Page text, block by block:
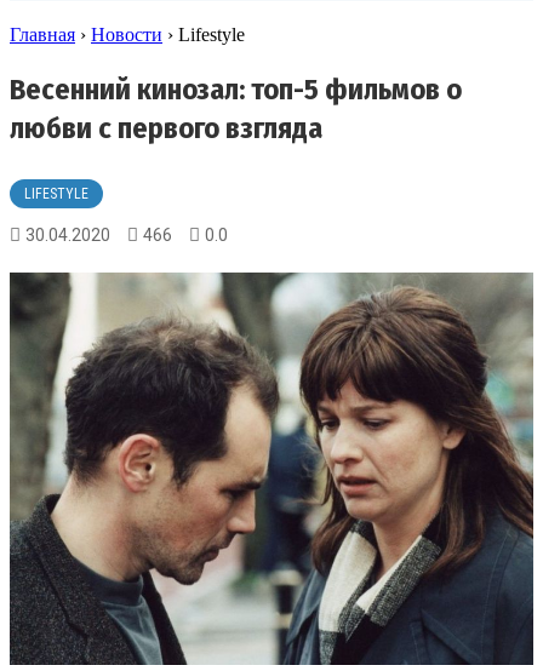
Главная › Новости › Lifestyle
Весенний кинозал: топ-5 фильмов о
любви с первого взгляда
LIFESTYLE
30.04.2020 466 0.0